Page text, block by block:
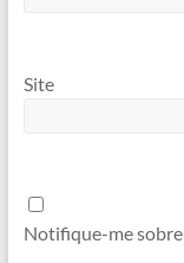
Site
Notifique-me